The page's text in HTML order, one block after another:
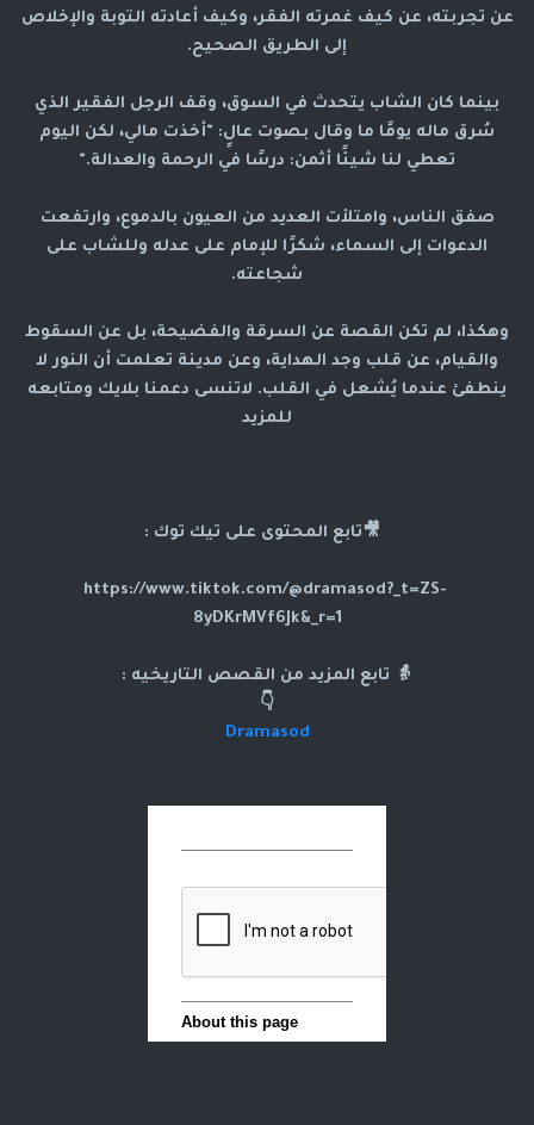
عن تجربته، عن كيف غمرته الفقر، وكيف أعادته التوبة والإخلاص
إلى الطريق الصحيح.
بينما كان الشاب يتحدث في السوق، وقف الرجل الفقير الذي
سُرق ماله يومًا ما وقال بصوت عالٍ: "أخذت مالي، لكن اليوم
تعطي لنا شيئًا أثمن: درسًا في الرحمة والعدالة."
صفق الناس، وامتلأت العديد من العيون بالدموع، وارتفعت
الدعوات إلى السماء، شكرًا للإمام على عدله وللشاب على
شجاعته.
وهكذا، لم تكن القصة عن السرقة والفضيحة، بل عن السقوط
والقيام، عن قلب وجد الهداية، وعن مدينة تعلمت أن النور لا
ينطفئ عندما يُشعل في القلب. لاتنسى دعمنا بلايك ومتابعه
للمزيد
🎥تابع المحتوى على تيك توك :
https://www.tiktok.com/@dramasod?_t=ZS-
8yDKrMVf6Jk&_r=1
👵 تابع المزيد من القصص التاريخيه :
👇
Dramasod